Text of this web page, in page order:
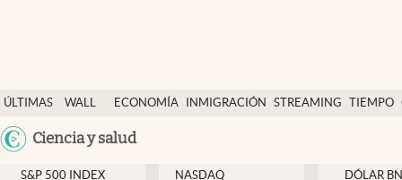
ÚLTIMAS
NOTICIAS
WALL
DÓLAR
ECONOMÍA INMIGRACIÓN STREAMING TIEMPO
Ciencia y salud
Finanzas y economía
Wall Street y dólar
Inmigración
S&P 500 INDEX
NASDAQ
DÓLAR